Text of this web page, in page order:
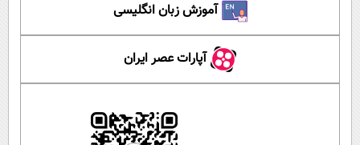
آموزش زبان انگلیسی
آپارات عصر ایران